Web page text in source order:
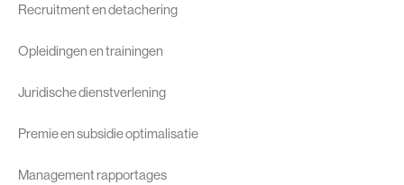
Recruitment en detachering
Opleidingen en trainingen
Juridische dienstverlening
Premie en subsidie optimalisatie
Management rapportages